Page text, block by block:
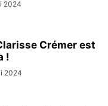
2024
Crémer est
!
2024